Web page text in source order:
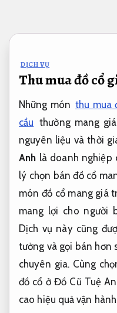
nội
dungDỊCH VỤ
Thu mua đồ cổ
Những món thu mua
cầu thường mang
nguyên liệu và thời
Anh là doanh nghiệp
lý chọn bán đồ cổ
món đồ cổ mang giá
mang lợi cho người
Dịch vụ này cũng
tưởng và gọi bán hơn
chuyên gia. Cùng
đồ cổ ở Đồ Cũ Tuệ
cao hiệu quả vận